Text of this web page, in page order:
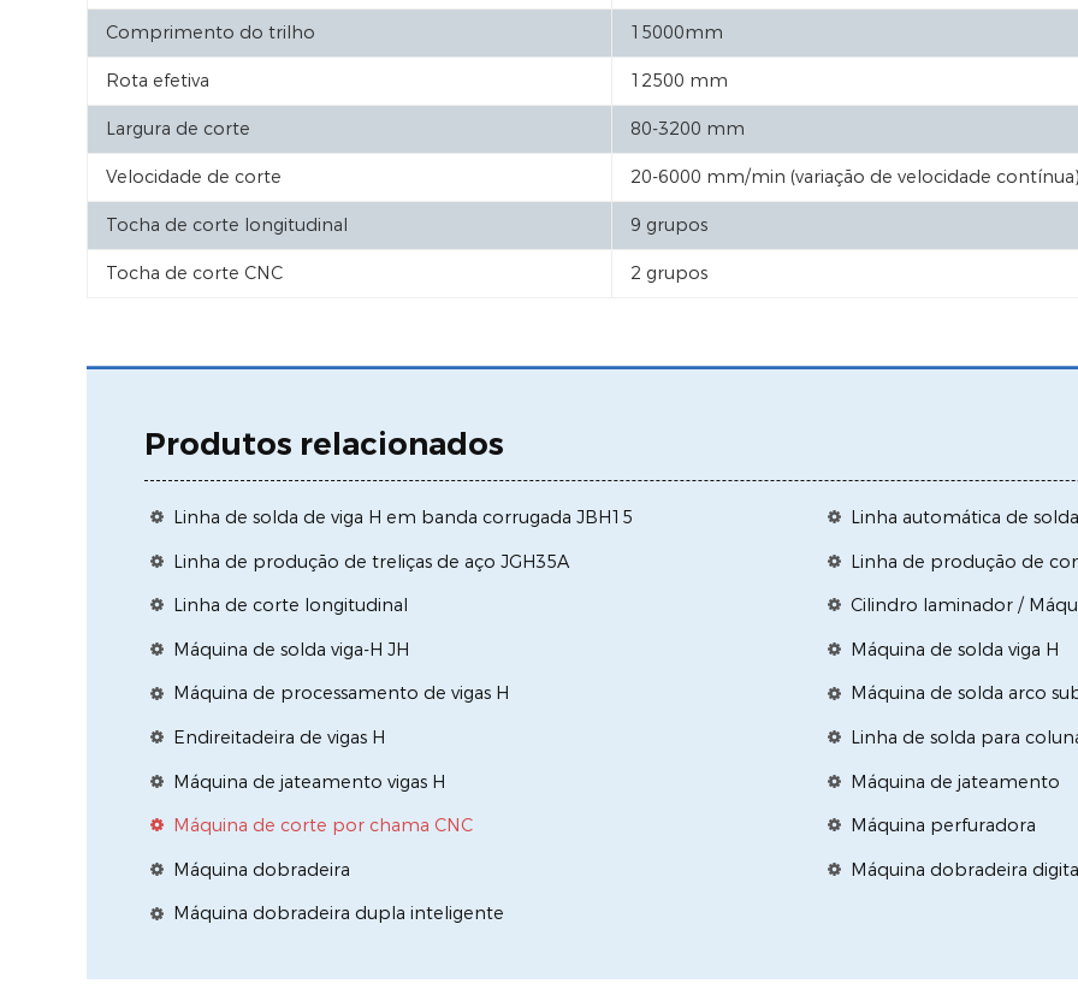
Comprimento do trilho 15000mm
Rota efetiva 12500 mm
Largura de corte 80-3200 mm
Velocidade de corte 20-6000 mm/min (variação de velocidade
Tocha de corte longitudinal 9 grupos
Tocha de corte CNC 2 grupos
Produtos relacionados
Linha de solda de viga H em banda corrugada JBH15 Linha automática de
Linha de produção de treliças de aço JGH35A Linha de produção de
Linha de corte longitudinal Cilindro laminador /
Máquina de solda viga-H JH Máquina de solda viga H
Máquina de processamento de vigas H Máquina de solda arco
Endireitadeira de vigas H Linha de solda para
Máquina de jateamento vigas H Máquina de jateamento
Máquina de corte por chama CNC Máquina perfuradora
Máquina dobradeira Máquina dobradeira
Máquina dobradeira dupla inteligente